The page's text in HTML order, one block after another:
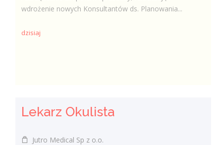
wdrożenie nowych Konsultantów ds. Planowania...
dzisiaj
Lekarz Okulista
Jutro Medical Sp z o.o.